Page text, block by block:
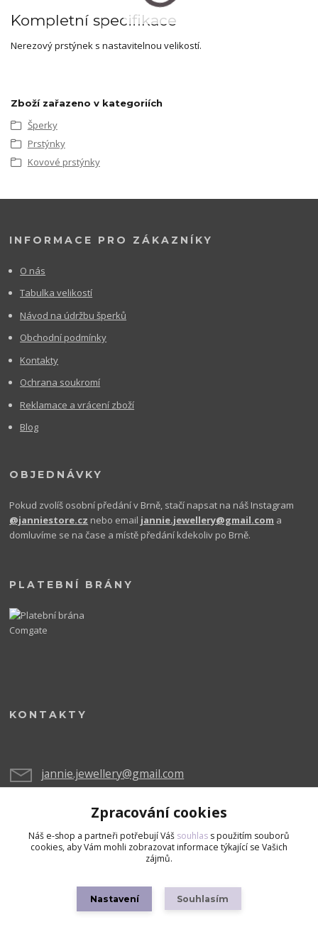
Kompletní specifikace
Nerezový prstýnek s nastavitelnou velikostí.
Zboží zařazeno v kategoriích
Šperky
Prstýnky
Kovové prstýnky
INFORMACE PRO ZÁKAZNÍKY
O nás
Tabulka velikostí
Návod na údržbu šperků
Obchodní podmínky
Kontakty
Ochrana soukromí
Reklamace a vrácení zboží
Blog
OBJEDNÁVKY
Pokud zvolíš osobní předání v Brně, stačí napsat na náš Instagram
@janniestore.cz nebo email jannie.jewellery@gmail.com a
domluvíme se na čase a místě předání kdekoliv po Brně.
PLATEBNÍ BRÁNY
KONTAKTY
jannie.jewellery@gmail.com
Zpracování cookies
Náš e-shop a partneři potřebují Váš souhlas s použitím souborů
cookies, aby Vám mohli zobrazovat informace týkající se Vašich
zájmů.
Nastavení Souhlasím